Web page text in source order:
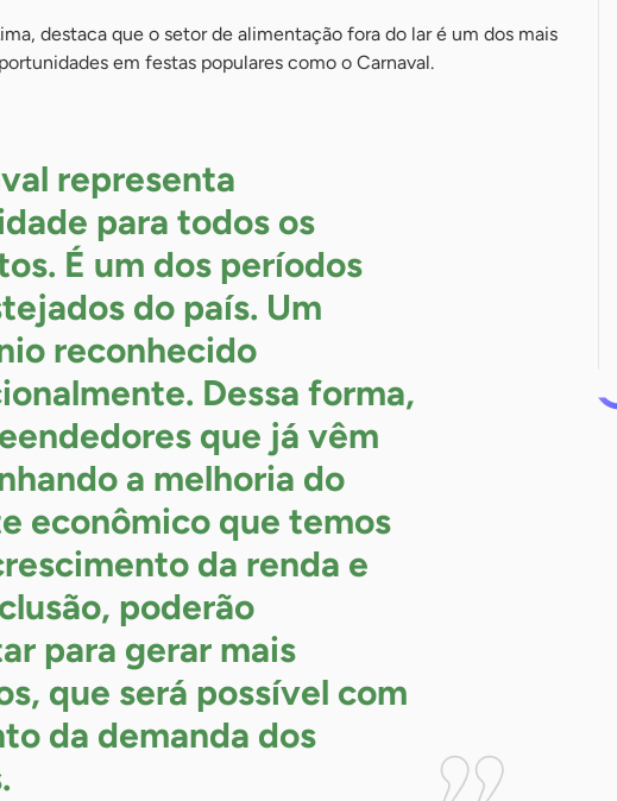
destaca que o setor de alimentação fora do lar é um dos mais
em festas populares como o Carnaval.
representa
para todos os
É um dos períodos
do país. Um
reconhecido
Dessa forma,
que já vêm
a melhoria do
econômico que temos
da renda e
poderão
para gerar mais
que será possível com
da demanda dos